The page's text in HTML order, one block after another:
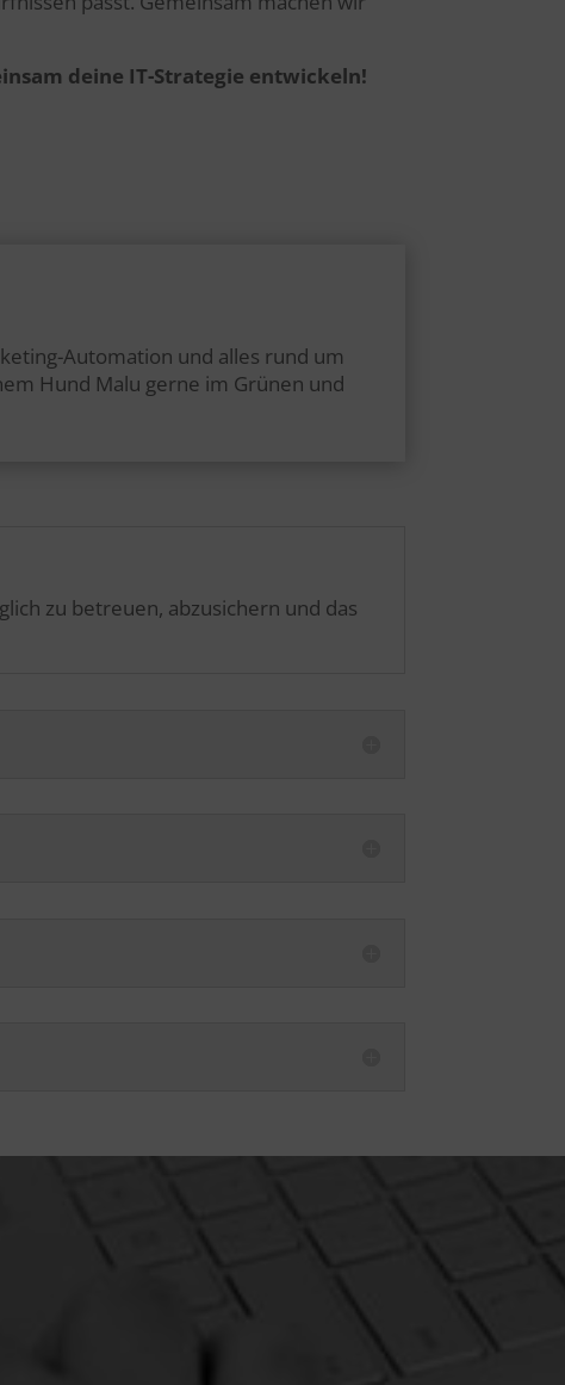
deine IT-Strategie entwickeln!
Automation und alles rund um
Hund Malu gerne im Grünen und
zu betreuen, abzusichern und das